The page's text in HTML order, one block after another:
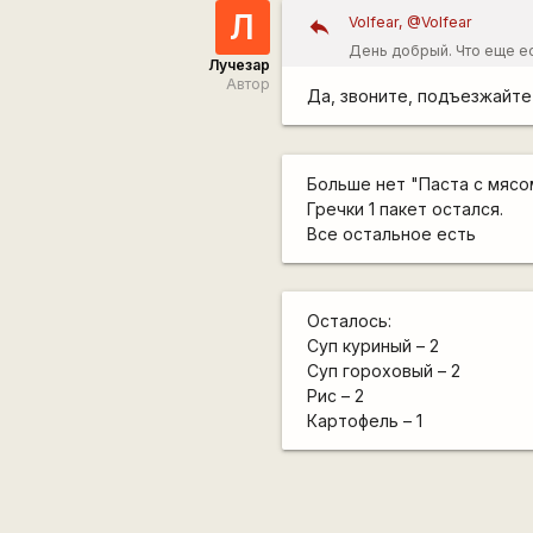
Л
Лучезар
Автор
Volfear, @Volfear
День добрый. Что еще
Да, звоните,
Больше нет "Паста с
Гречки 1 пакет остался.
Все остальное есть
Осталось:
Суп куриный – 2
Суп гороховый – 2
Рис – 2
Картофель – 1